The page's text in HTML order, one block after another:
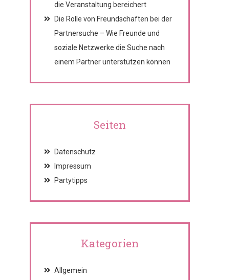
die Veranstaltung bereichert
Die Rolle von Freundschaften bei der
Partnersuche – Wie Freunde und
soziale Netzwerke die Suche nach
einem Partner unterstützen können
Seiten
Datenschutz
Impressum
Partytipps
Kategorien
Allgemein